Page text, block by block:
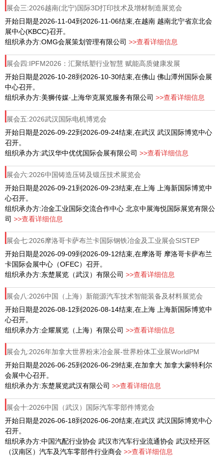
展会三:2026越南(北宁)国际3D打印技术及增材制造展览会
开始日期是2026-11-04到2026-11-06结束,在越南 越南北宁省京北会
展中心(KBCC)召开。
组织承办方:OMG会展策划管理有限公司 >>查看详细信息
展会四:IPFM2026：汇聚纸塑行业智慧 赋能高质健康发展
开始日期是2026-10-28到2026-10-30结束,在佛山 佛山潭州国际会展
中心召开。
组织承办方:美狮传媒·上海华克展览服务有限公司 >>查看详细信息
展会五:2026武汉国际电机博览会
开始日期是2026-09-22到2026-09-24结束,在武汉 武汉国际博览中心
召开。
组织承办方:武汉华中优优国际会展有限公司 >>查看详细信息
展会六:2026中国铸造压铸及锻压技术展览会
开始日期是2026-09-21到2026-09-23结束,在上海 上海新国际博览中
心召开。
组织承办方:冶金工业国际交流合作中心 北京中展海悦国际展览有限公
司 >>查看详细信息
展会七:2026摩洛哥卡萨布兰卡国际钢铁冶金及工业展会SISTEP
开始日期是2026-09-09到2026-09-12结束,在摩洛哥 摩洛哥卡萨布兰
卡国际会展中心（OFEC）召开。
组织承办方:东楚展览（武汉）有限公司 >>查看详细信息
展会八:2026中国（上海）新能源汽车技术智能装备及材料展览会
开始日期是2026-08-12到2026-08-14结束,在上海 上海新国际博览中
心召开。
组织承办方:企耀展览（上海）有限公司 >>查看详细信息
展会九:2026年加拿大世界粉末冶金展-世界粉体工业展WorldPM
开始日期是2026-06-25到2026-06-29结束,在加拿大 加拿大蒙特利尔
会展中心召开。
组织承办方:东楚展览武汉有限公司 >>查看详细信息
展会十:2026中国（武汉）国际汽⻋零部件博览会
开始日期是2026-06-18到2026-06-20结束,在武汉 武汉国际博览中心
召开。
组织承办方:中国汽配行业协会 武汉市汽车行业流通协会 武汉经开区
（汉南区）汽车及汽车零部件行业商会 >>查看详细信息